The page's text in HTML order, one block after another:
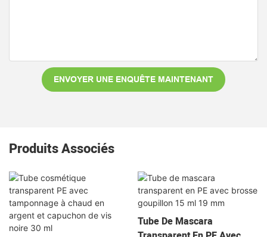
ENVOYER UNE ENQUÊTE MAINTENANT
Produits Associés
Tube De Mascara